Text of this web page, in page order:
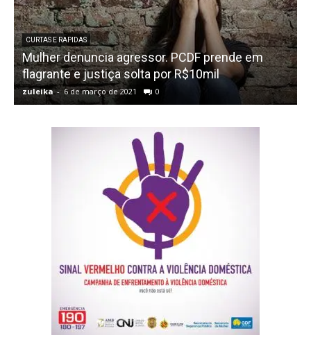
CURTAS E RAPIDAS
Mulher denuncia agressor. PCDF prende em
flagrante e justiça solta por R$10mil
zuleika - 6 de março de 2021 0